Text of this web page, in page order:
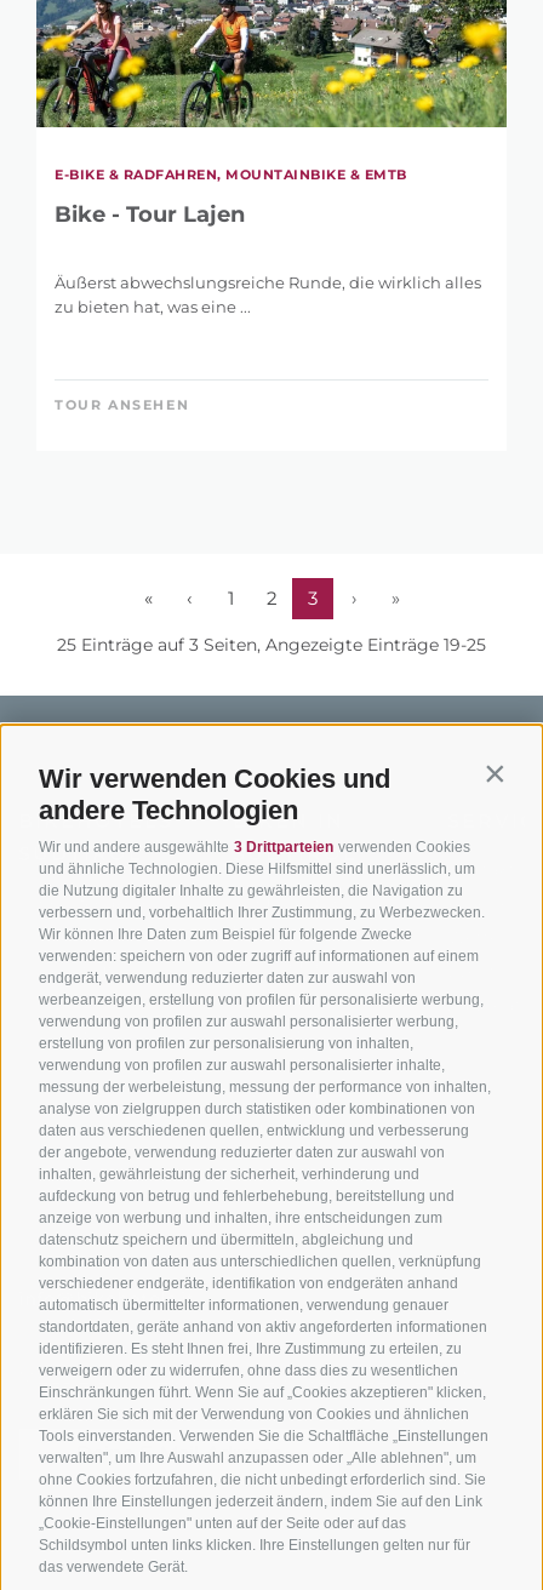
Wir verwenden Cookies und
andere Technologien
Wir und andere ausgewählte 3 Drittparteien verwenden Cookies
und ähnliche Technologien. Diese Hilfsmittel sind unerlässlich, um
die Nutzung digitaler Inhalte zu gewährleisten, die Navigation zu
verbessern und, vorbehaltlich Ihrer Zustimmung, zu Werbezwecken.
Wir können Ihre Daten zum Beispiel für folgende Zwecke
verwenden: speichern von oder zugriff auf informationen auf einem
endgerät, verwendung reduzierter daten zur auswahl von
werbeanzeigen, erstellung von profilen für personalisierte werbung,
verwendung von profilen zur auswahl personalisierter werbung,
erstellung von profilen zur personalisierung von inhalten,
verwendung von profilen zur auswahl personalisierter inhalte,
messung der werbeleistung, messung der performance von inhalten,
analyse von zielgruppen durch statistiken oder kombinationen von
daten aus verschiedenen quellen, entwicklung und verbesserung
der angebote, verwendung reduzierter daten zur auswahl von
inhalten, gewährleistung der sicherheit, verhinderung und
aufdeckung von betrug und fehlerbehebung, bereitstellung und
anzeige von werbung und inhalten, ihre entscheidungen zum
datenschutz speichern und übermitteln, abgleichung und
kombination von daten aus unterschiedlichen quellen, verknüpfung
verschiedener endgeräte, identifikation von endgeräten anhand
automatisch übermittelter informationen, verwendung genauer
standortdaten, geräte anhand von aktiv angeforderten informationen
identifizieren. Es steht Ihnen frei, Ihre Zustimmung zu erteilen, zu
verweigern oder zu widerrufen, ohne dass dies zu wesentlichen
Einschränkungen führt. Wenn Sie auf „Cookies akzeptieren" klicken,
erklären Sie sich mit der Verwendung von Cookies und ähnlichen
Tools einverstanden. Verwenden Sie die Schaltfläche „Einstellungen
verwalten", um Ihre Auswahl anzupassen oder „Alle ablehnen", um
ohne Cookies fortzufahren, die nicht unbedingt erforderlich sind. Sie
können Ihre Einstellungen jederzeit ändern, indem Sie auf den Link
„Cookie-Einstellungen" unten auf der Seite oder auf das
Schildsymbol unten links klicken. Ihre Einstellungen gelten nur für
das verwendete Gerät.
E-BIKE & RADFAHREN, MOUNTAINBIKE & EMTB
Bike - Tour Lajen
Äußerst abwechslungsreiche Runde, die wirklich alles
zu bieten hat, was eine ...
TOUR ANSEHEN
« ‹ 1 2 3 › »
25 Einträge auf 3 Seiten, Angezeigte Einträge 19-25
BIKEHOTELS
SÜDTIROL
Hotels & Pakete
Urlaubspakete
Unsere Gutscheine
Hot Deals
Bike & Work
BIKEN IN
SÜDTIROL
Mountainbiken in
Südtirol
Rennradfahren in
Südtirol
Radwege in Südtirol
Bikeshops & Verleihe
Bike-Schulen
Tourenzentrale
Kontakt
Anreise
Zum
info@bikehotels.it
MELDE DICH ZU UNSEREM NEWSLETTER AN!
JETZT ANMELDEN